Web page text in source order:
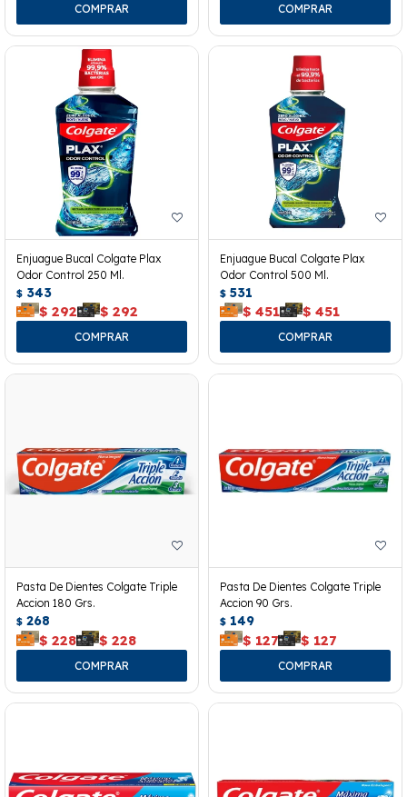
Enjuague Bucal Colgate Plax
Odor Control 250 Ml.
$ 343
$ 292 $ 292
Enjuague Bucal Colgate Plax
Odor Control 500 Ml.
$ 531
$ 451 $ 451
Pasta De Dientes Colgate Triple
Accion 180 Grs.
$ 268
$ 228 $ 228
Pasta De Dientes Colgate Triple
Accion 90 Grs.
$ 149
$ 127 $ 127